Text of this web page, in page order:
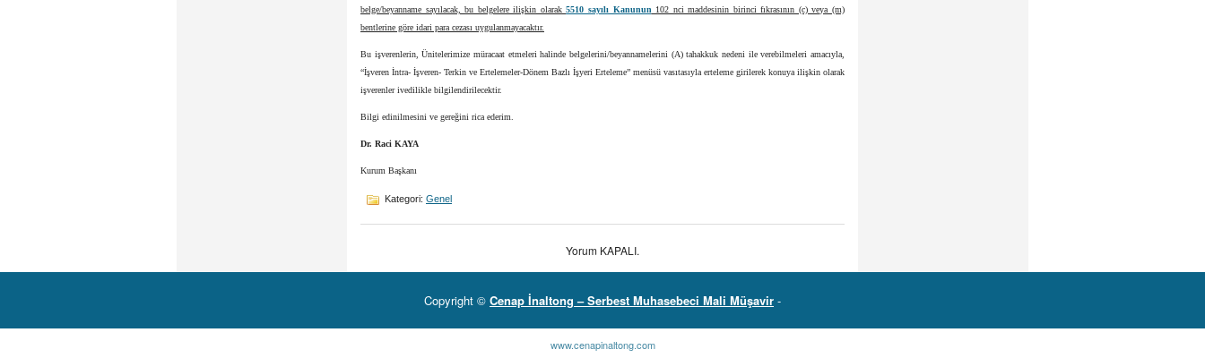
belge/beyanname sayılacak, bu belgelere ilişkin olarak5510 sayılı Kanunun 102 nci maddesinin birinci fıkrasının (c) veya (m)
bentlerine göre idari para cezası uygulanmayacaktır.
Bu işverenlerin, Ünitelerimize müracaat etmeleri halinde belgelerini/beyannamelerini (A) tahakkuk nedeni ile verebilmeleri amacıyla,
“İşveren İntra- İşveren- Terkin ve Ertelemeler-Dönem Bazlı İşyeri Erteleme” menüsü vasıtasıyla erteleme girilerek konuya ilişkin olarak
işverenler ivedilikle bilgilendirilecektir.
Bilgi edinilmesini ve gereğini rica ederim.
Dr. Raci KAYA
Kurum Başkanı
Kategori: Genel
Yorum KAPALI.
Copyright © Cenap İnaltong – Serbest Muhasebeci Mali Müşavir -
www.cenapinaltong.com